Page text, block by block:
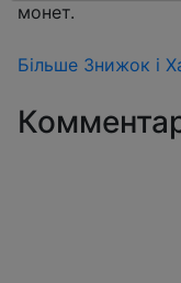
монет.
Більше Знижок і